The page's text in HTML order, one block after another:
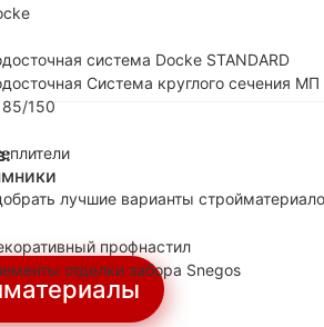
система Docke STANDARD
Система круглого сечения
150
профнастил
отделки забора Snegos
лучшие варианты